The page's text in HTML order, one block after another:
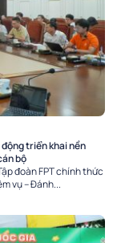
động triển khai nền
bộ
đoàn FPT chính thức
vụ – Đánh...